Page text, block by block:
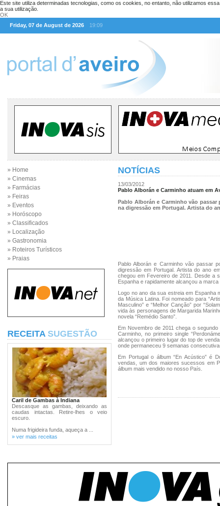
Este site utiliza determinadas tecnologias, como os cookies, no entanto, não utilizamos
a sua utilização.
OK
Friday, 07 de August de 2026
19:09
» Home
» Cinemas
» Farmácias
» Feiras
» Eventos
» Horóscopo
» Classificados
» Localização
» Gastronomia
» Roteiros Turísticos
» Praias
RECEITA SUGESTÃO
Caril de Gambas à Indiana
Descasque as gambas, deixando as
caudas intactas. Retire-lhes o veio
escuro.
Numa frigideira funda, aqueça a ...
» ver mais receitas
NOTÍCIAS
13/03/2012
Pablo Alborán e Carminho atuam em
Pablo Alborán e Carminho vão
na digressão em Portugal. Artista do
Pablo Alborán e Carminho vão passar
digressão em Portugal. Artista do ano
chegou em Fevereiro de 2011. Desde a
Espanha e rapidamente alcançou a
Logo no ano da sua estreia em Espanha
da Música Latina. Foi nomeado para
Masculino” e “Melhor Canção” por
vida às personagens de Margarida
novela “Remédio Santo”.
Em Novembro de 2011 chega o
Carminho, no primeiro single
alcançou o primeiro lugar do top de
onde permaneceu 9 semanas
Em Portugal o álbum “En Acústico” é
vendas, um dos maiores sucessos em
álbum mais vendido no nosso País.